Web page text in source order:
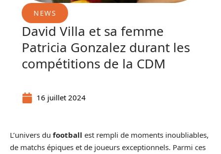
NEWS
David Villa et sa femme
Patricia Gonzalez durant les
compétitions de la CDM
16 juillet 2024
L’univers du football est rempli de moments inoubliables,
de matchs épiques et de joueurs exceptionnels. Parmi ces